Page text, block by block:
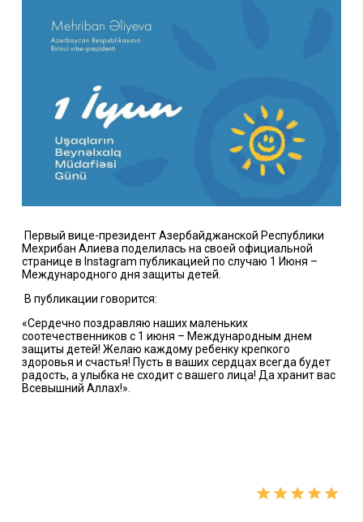
Первый вице-президент Азербайджанской Республики
Мехрибан Алиева поделилась на своей официальной
странице в Instagram публикацией по случаю 1 Июня –
Международного дня защиты детей.
B публикации говорится:
«Сердечно поздравляю наших маленьких
соотечественников с 1 июня – Международным днем
защиты детей! Желаю каждому ребенку крепкого
здоровья и счастья! Пусть в ваших сердцах всегда будет
радость, а улыбка не сходит с вашего лица! Да хранит вас
Всевышний Аллах!».